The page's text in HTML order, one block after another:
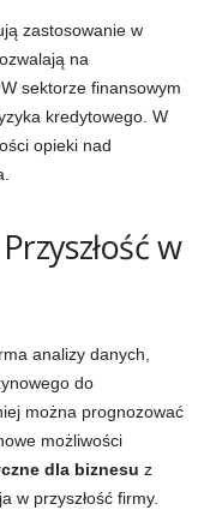
zastosowanie w
na
sektorze finansowym
kredytowego. W
opieki nad
w
analizy danych,
do
można prognozować
możliwości
dla biznesu z
w przyszłość firmy.